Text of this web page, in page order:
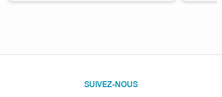
SUIVEZ-NOUS